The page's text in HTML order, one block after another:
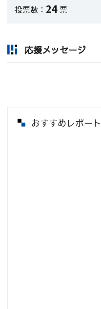
投票数： 24票
応援メッセージ
おすすめレポート